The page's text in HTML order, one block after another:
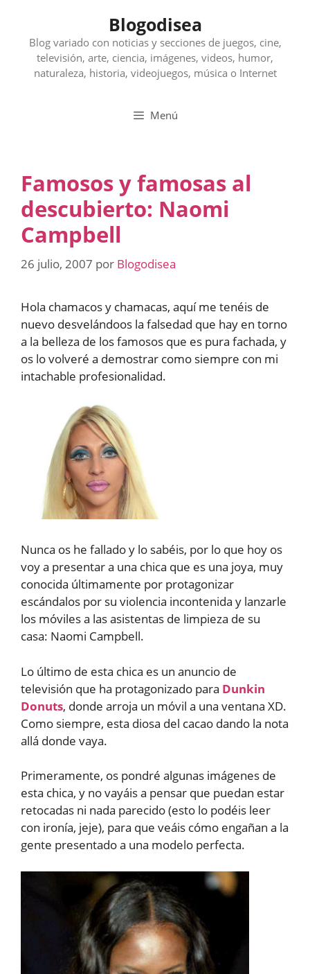
contenido
Blogodisea
Blog variado con noticias y secciones de juegos, cine,
televisión, arte, ciencia, imágenes, videos, humor,
naturaleza, historia, videojuegos, música o Internet
Menú
Famosos y famosas al
descubierto: Naomi
Campbell
26 julio, 2007 por Blogodisea
Hola chamacos y chamacas, aquí me tenéis de
nuevo desvelándoos la falsedad que hay en torno
a la belleza de los famosos que es pura fachada, y
os lo volveré a demostrar como siempre con mi
intachable profesionalidad.
Nunca os he fallado y lo sabéis, por lo que hoy os
voy a presentar a una chica que es una joya, muy
conocida últimamente por protagonizar
escándalos por su violencia incontenida y lanzarle
los móviles a las asistentas de limpieza de su
casa: Naomi Campbell.
Lo último de esta chica es un anuncio de
televisión que ha protagonizado para Dunkin
Donuts, donde arroja un móvil a una ventana XD.
Como siempre, esta diosa del cacao dando la nota
allá donde vaya.
Primeramente, os pondré algunas imágenes de
esta chica, y no vayáis a pensar que puedan estar
retocadas ni nada parecido (esto lo podéis leer
con ironía, jeje), para que veáis cómo engañan a la
gente presentado a una modelo perfecta.